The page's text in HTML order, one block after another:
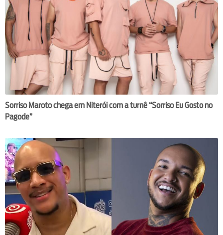
Sorriso Maroto chega em Niterói com a turnê “Sorriso Eu Gosto no
Pagode”